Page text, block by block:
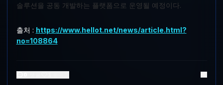
솔루션을 공동 개발하는 플랫폼으로 운영될 예정이다.
출처 : https://www.hellot.net/news/article.html?
no=108864